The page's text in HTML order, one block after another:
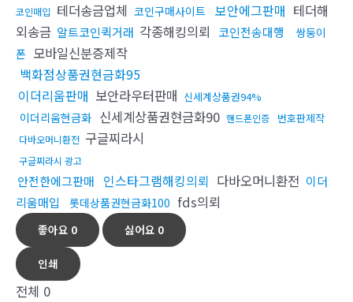
코인매입 테더송금업체 코인구매사이트 보안에그판매 테더해
외송금 알트코인퀵거래 각종해킹의뢰 코인전송대행
쌍둥이
폰 모바일신분증제작
백화점상품권현금화95
이더리움판매 보안라우터판매 신세계상품권94%
이더리움현금화 신세계상품권현금화90 핸드폰인증 번호판제작
다바오머니환전 구글찌라시
구글찌라시 광고
안전한에그판매 인스타그램해킹의뢰 다바오머니환전 이더
리움매입
롯데상품권현금화100 fds의뢰
좋아요 0 싫어요 0
인쇄
전체 0